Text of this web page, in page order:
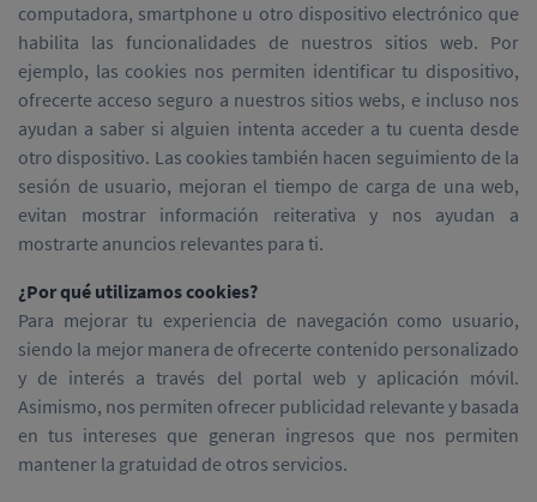
computadora, smartphone u otro dispositivo electrónico que
habilita las funcionalidades de nuestros sitios web. Por
ejemplo, las cookies nos permiten identificar tu dispositivo,
ofrecerte acceso seguro a nuestros sitios webs, e incluso nos
ayudan a saber si alguien intenta acceder a tu cuenta desde
otro dispositivo. Las cookies también hacen seguimiento de la
sesión de usuario, mejoran el tiempo de carga de una web,
evitan mostrar información reiterativa y nos ayudan a
mostrarte anuncios relevantes para ti.
¿Por qué utilizamos cookies?
Para mejorar tu experiencia de navegación como usuario,
siendo la mejor manera de ofrecerte contenido personalizado
y de interés a través del portal web y aplicación móvil.
Asimismo, nos permiten ofrecer publicidad relevante y basada
en tus intereses que generan ingresos que nos permiten
mantener la gratuidad de otros servicios.